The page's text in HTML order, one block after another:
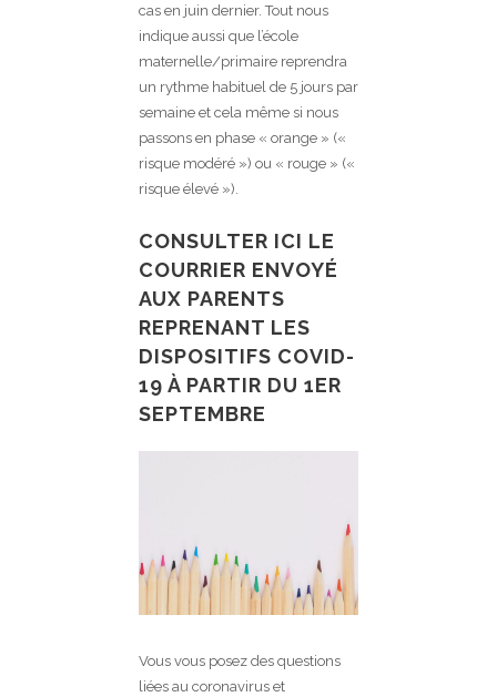
cas en juin dernier. Tout nous
indique aussi que l’école
maternelle/primaire reprendra
un rythme habituel de 5 jours par
semaine et cela même si nous
passons en phase « orange » («
risque modéré ») ou « rouge » («
risque élevé »).
CONSULTER ICI LE
COURRIER ENVOYÉ
AUX PARENTS
REPRENANT LES
DISPOSITIFS COVID-
19 À PARTIR DU 1ER
SEPTEMBRE
Vous vous posez des questions
liées au coronavirus et